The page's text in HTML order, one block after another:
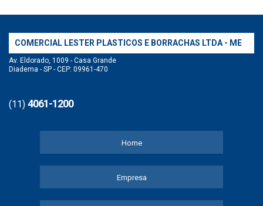
COMERCIAL LESTER PLASTICOS E BORRACHAS LTDA - ME
Av. Eldorado, 1009 - Casa Grande
Diadema - SP - CEP: 09961-470
(11) 4061-1200
Home
Empresa